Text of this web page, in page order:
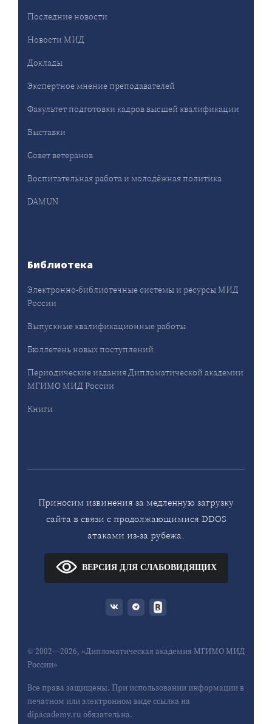
Последние новости
Новости МИД
Доклады
Экспертное мнение преподавателей
Факультет подготовки кадров высшей квалификации
Выставки
Совет ветеранов
Воспитательная работа и молодёжная политика
DAMUN
Библиотека
Электронно-библиотечные системы и ресурсы МИД
России
Выпускные квалификационные работы
Бюллетень новых поступлений
Периодические издания Дипломатической академии
МГИМО МИД России
Книги
Приносим извинения за медленную загрузку
сайта в связи с продолжающимися DDOS
атаками из-за рубежа.
ВЕРСИЯ ДЛЯ СЛАБОВИДЯЩИХ
© 2002—2026, «Дипломатическая академия МГИМО МИД
России»
Все права защищены. При использовании информации в
печатном или электронном виде ссылка на
dipacademy.ru обязательна.